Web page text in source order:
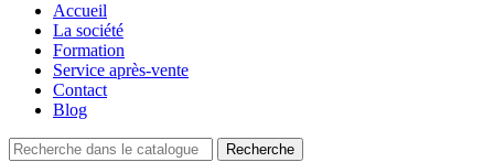
Accueil
La société
Formation
Service après-vente
Contact
Blog
Recherche